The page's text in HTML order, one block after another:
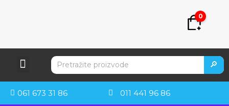
0
🔎
061 673 31 86 011 441 96 86